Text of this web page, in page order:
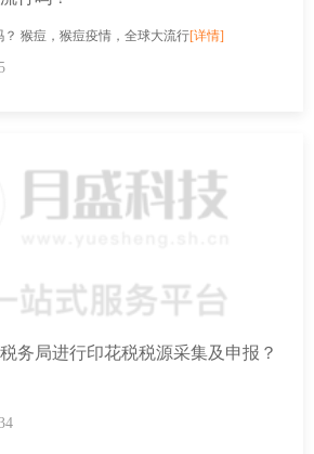
猴痘，猴痘疫情，全球大流行[详情]
务局进行印花税税源采集及申报？